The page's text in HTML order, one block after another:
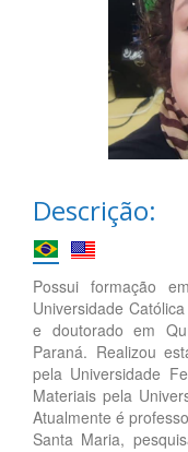
Descrição:
Possui formação
Universidade
e doutorado em
Paraná. Realizou
pela Universidade
Materiais pela
Atualmente é
Santa Maria,